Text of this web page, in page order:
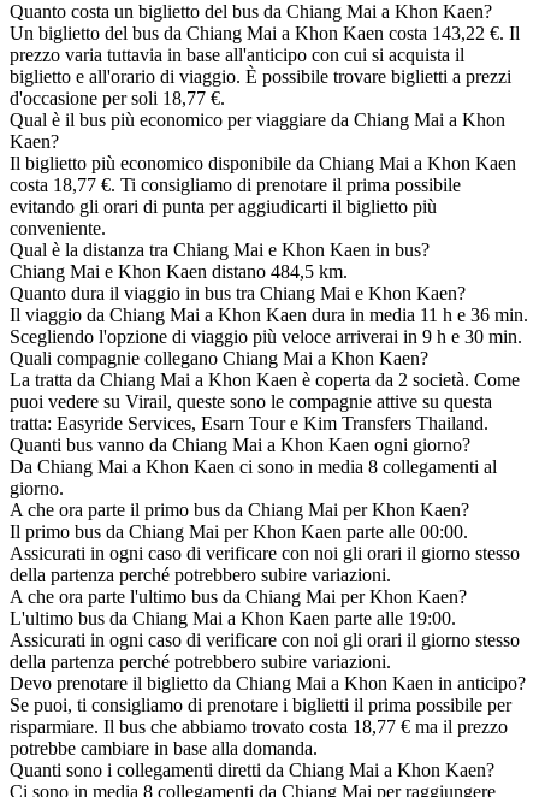
Quanto costa un biglietto del bus da Chiang Mai a Khon Kaen?
Un biglietto del bus da Chiang Mai a Khon Kaen costa 143,22 €. Il
prezzo varia tuttavia in base all'anticipo con cui si acquista il
biglietto e all'orario di viaggio. È possibile trovare biglietti a prezzi
d'occasione per soli 18,77 €.
Qual è il bus più economico per viaggiare da Chiang Mai a Khon
Kaen?
Il biglietto più economico disponibile da Chiang Mai a Khon Kaen
costa 18,77 €. Ti consigliamo di prenotare il prima possibile
evitando gli orari di punta per aggiudicarti il biglietto più
conveniente.
Qual è la distanza tra Chiang Mai e Khon Kaen in bus?
Chiang Mai e Khon Kaen distano 484,5 km.
Quanto dura il viaggio in bus tra Chiang Mai e Khon Kaen?
Il viaggio da Chiang Mai a Khon Kaen dura in media 11 h e 36 min.
Scegliendo l'opzione di viaggio più veloce arriverai in 9 h e 30 min.
Quali compagnie collegano Chiang Mai a Khon Kaen?
La tratta da Chiang Mai a Khon Kaen è coperta da 2 società. Come
puoi vedere su Virail, queste sono le compagnie attive su questa
tratta: Easyride Services, Esarn Tour e Kim Transfers Thailand.
Quanti bus vanno da Chiang Mai a Khon Kaen ogni giorno?
Da Chiang Mai a Khon Kaen ci sono in media 8 collegamenti al
giorno.
A che ora parte il primo bus da Chiang Mai per Khon Kaen?
Il primo bus da Chiang Mai per Khon Kaen parte alle 00:00.
Assicurati in ogni caso di verificare con noi gli orari il giorno stesso
della partenza perché potrebbero subire variazioni.
A che ora parte l'ultimo bus da Chiang Mai per Khon Kaen?
L'ultimo bus da Chiang Mai a Khon Kaen parte alle 19:00.
Assicurati in ogni caso di verificare con noi gli orari il giorno stesso
della partenza perché potrebbero subire variazioni.
Devo prenotare il biglietto da Chiang Mai a Khon Kaen in anticipo?
Se puoi, ti consigliamo di prenotare i biglietti il prima possibile per
risparmiare. Il bus che abbiamo trovato costa 18,77 € ma il prezzo
potrebbe cambiare in base alla domanda.
Quanti sono i collegamenti diretti da Chiang Mai a Khon Kaen?
Ci sono in media 8 collegamenti da Chiang Mai per raggiungere